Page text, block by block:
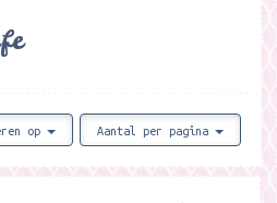
op Aantal per pagina